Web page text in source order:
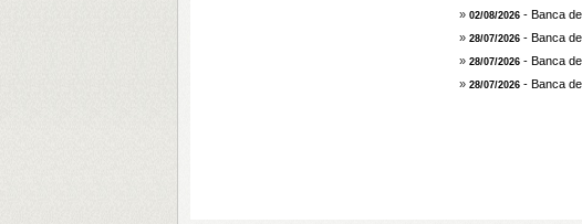
» 02/08/2026 - Banca
» 28/07/2026 - Banca
» 28/07/2026 - Banca
» 28/07/2026 - Banca